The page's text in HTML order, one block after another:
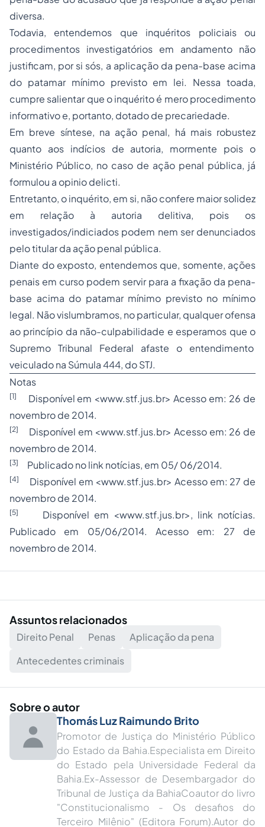
diversa.
Todavia, entendemos que inquéritos policiais ou
procedimentos investigatórios em andamento não
justificam, por si sós, a aplicação da pena-base acima
do patamar mínimo previsto em lei. Nessa toada,
cumpre salientar que o inquérito é mero procedimento
informativo e, portanto, dotado de precariedade.
Em breve síntese, na ação penal, há mais robustez
quanto aos indícios de autoria, mormente pois o
Ministério Público, no caso de ação penal pública, já
formulou a opinio delicti.
Entretanto, o inquérito, em si, não confere maior solidez
em relação à autoria delitiva, pois os
investigados/indiciados podem nem ser denunciados
pelo titular da ação penal pública.
Diante do exposto, entendemos que, somente, ações
penais em curso podem servir para a fixação da pena-
base acima do patamar mínimo previsto no mínimo
legal. Não vislumbramos, no particular, qualquer ofensa
ao princípio da não-culpabilidade e esperamos que o
Supremo Tribunal Federal afaste o entendimento
veiculado na Súmula 444, do STJ.
Notas
[1]
Disponível em <www.stf.jus.br> Acesso em: 26 de
novembro de 2014.
[2]
Disponível em <www.stf.jus.br> Acesso em: 26 de
novembro de 2014.
[3] Publicado no link notícias, em 05/ 06/2014.
[4]
Disponível em <www.stf.jus.br> Acesso em: 27 de
novembro de 2014.
[5]
Disponível em <www.stf.jus.br>, link notícias.
Publicado em 05/06/2014. Acesso em: 27 de
novembro de 2014.
Assuntos relacionados
Direito Penal Penas
Aplicação da pena
Antecedentes criminais
Sobre o autor
Thomás Luz Raimundo Brito
Promotor de Justiça do Ministério Público
do Estado da Bahia.Especialista em Direito
do Estado pela Universidade Federal da
Bahia.Ex-Assessor de Desembargador do
Tribunal de Justiça da BahiaCoautor do livro
"Constitucionalismo - Os desafios do
Terceiro Milênio" (Editora Forum).Autor do